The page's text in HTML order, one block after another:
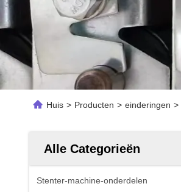
Huis > Producten > einderingen >
Alle Categorieën
Stenter-machine-onderdelen